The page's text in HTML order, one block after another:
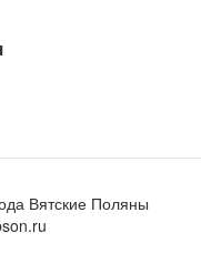
Вятские Поляны